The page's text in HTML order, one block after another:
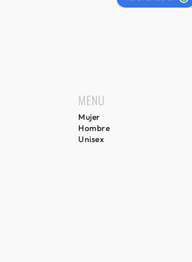
MENU
Mujer
Hombre
Unisex